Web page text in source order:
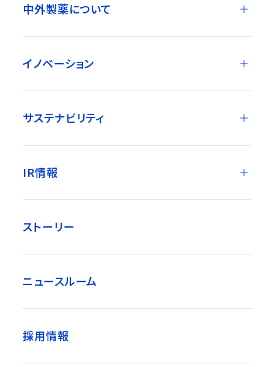
中外製薬について
イノベーション
サステナビリティ
IR情報
ストーリー
ニュースルーム
採用情報